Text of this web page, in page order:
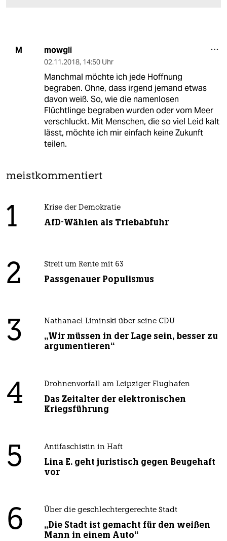
M mowgli
02.11.2018, 14:50 Uhr
Manchmal möchte ich jede Hoffnung
begraben. Ohne, dass irgend jemand etwas
davon weiß. So, wie die namenlosen
Flüchtlinge begraben wurden oder vom Meer
verschluckt. Mit Menschen, die so viel Leid kalt
lässt, möchte ich mir einfach keine Zukunft
teilen.
meistkommentiert
1 Krise der Demokratie
AfD-Wählen als Triebabfuhr
2 Streit um Rente mit 63
Passgenauer Populismus
3 Nathanael Liminski über seine CDU
„Wir müssen in der Lage sein, besser zu
argumentieren“
4 Drohnenvorfall am Leipziger Flughafen
Das Zeitalter der elektronischen
Kriegsführung
5 Antifaschistin in Haft
Lina E. geht juristisch gegen Beugehaft
vor
6 Über die geschlechtergerechte Stadt
„Die Stadt ist gemacht für den weißen
Mann in einem Auto“